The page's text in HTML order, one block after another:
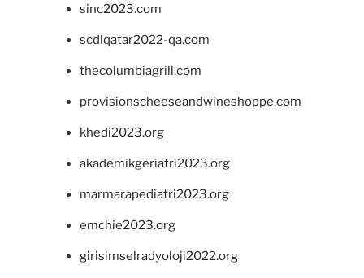
sinc2023.com
scdlqatar2022-qa.com
thecolumbiagrill.com
provisionscheeseandwineshoppe.com
khedi2023.org
akademikgeriatri2023.org
marmarapediatri2023.org
emchie2023.org
girisimselradyoloji2022.org